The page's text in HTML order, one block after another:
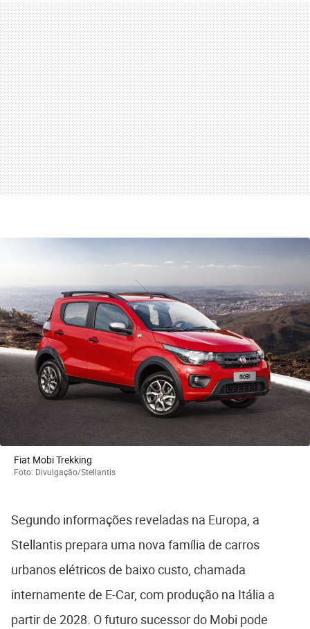
Fiat Mobi Trekking
Foto: Divulgação/Stellantis
Segundo informações reveladas na Europa, a
Stellantis prepara uma nova família de carros
urbanos elétricos de baixo custo, chamada
internamente de E-Car, com produção na Itália a
partir de 2028. O futuro sucessor do Mobi pode